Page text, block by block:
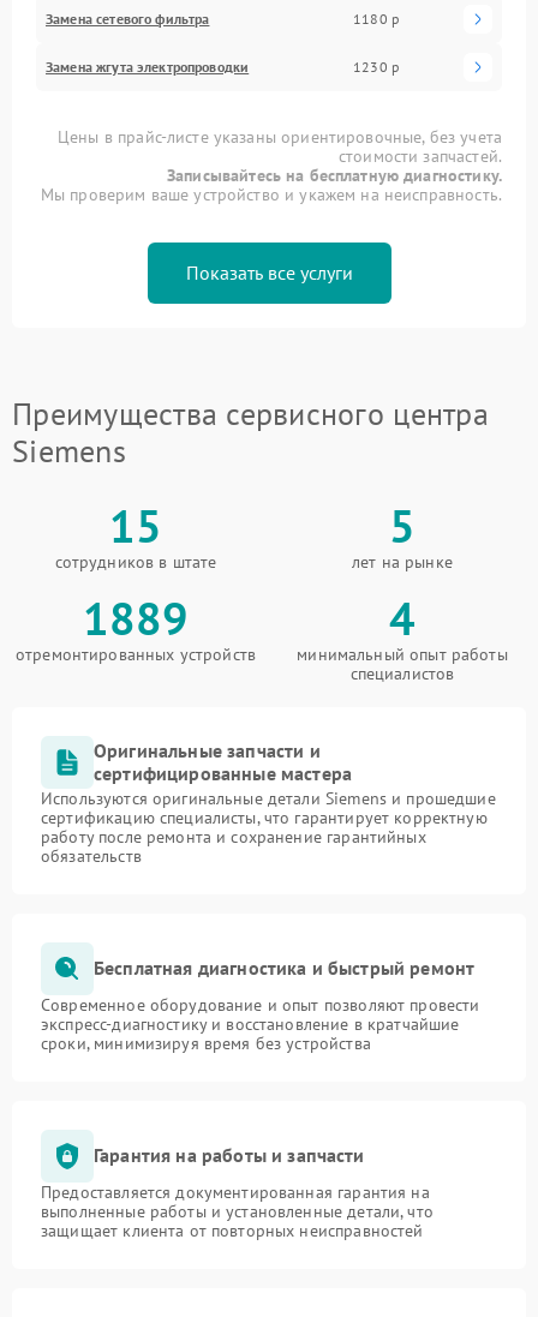
Замена сетевого фильтра 1180 р
Замена жгута электропроводки 1230 р
Цены в прайс-листе указаны ориентировочные, без учета
стоимости запчастей.
Записывайтесь на бесплатную диагностику.
Мы проверим ваше устройство и укажем на неисправность.
Показать все услуги
Преимущества сервисного центра
Siemens
15
сотрудников в штате
5
лет на рынке
1889
отремонтированных устройств
4
минимальный опыт работы
специалистов
Оригинальные запчасти и
сертифицированные мастера
Используются оригинальные детали Siemens и прошедшие
сертификацию специалисты, что гарантирует корректную
работу после ремонта и сохранение гарантийных
обязательств
Бесплатная диагностика и быстрый ремонт
Современное оборудование и опыт позволяют провести
экспресс-диагностику и восстановление в кратчайшие
сроки, минимизируя время без устройства
Гарантия на работы и запчасти
Предоставляется документированная гарантия на
выполненные работы и установленные детали, что
защищает клиента от повторных неисправностей